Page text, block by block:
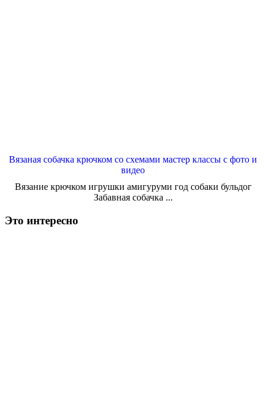
Вязаная собачка крючком со схемами мастер классы с фото и
видео
Вязание крючком игрушки амигуруми год собаки бульдог
Забавная собачка ...
Это интересно